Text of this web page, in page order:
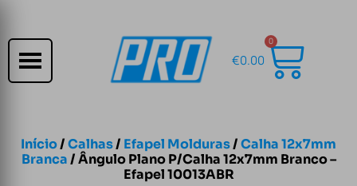
€0.00
0
Início/Calhas/ Efapel Molduras/Calha 12x7mm
Branca/ Ângulo Plano P/calha 12x7mm Branco –
Efapel 10013ABR